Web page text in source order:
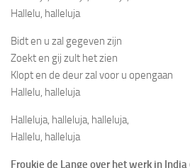
Hallelu, halleluja
Bidt en u zal gegeven zijn
Zoekt en gij zult het zien
Klopt en de deur zal voor u opengaan
Hallelu, halleluja
Halleluja, halleluja, halleluja,
Hallelu, halleluja
Froukje de Lange over het werk in India